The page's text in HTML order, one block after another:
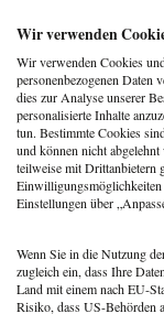
Wir verwenden
Wir verwenden Cookies
personenbezogenen Daten
dies zur Analyse unserer
personalisierte Inhalte
tun. Bestimmte Cookies
und können nicht
teilweise mit Drittanbietern
Einwilligungsmöglichkeiten
Einstellungen über
Wenn Sie in die Nutzung
zugleich ein, dass Ihre
Land mit einem nach EU-
Risiko, dass US-Behörden